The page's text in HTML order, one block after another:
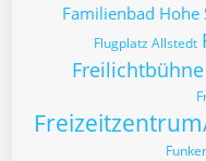
Familienbad Hohe
Flugplatz Allstedt